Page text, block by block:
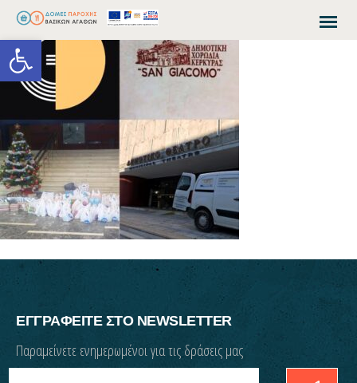
Open toolbar
ΕΓΓΡΑΦΕΙΤΕ ΣΤΟ NEWSLETTER
Παραμείνετε ενημερωμένοι για τις δράσεις μας